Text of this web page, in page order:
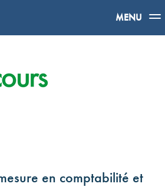
en comptabilité et
MENU